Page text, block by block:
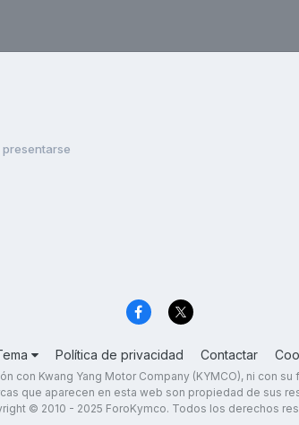
presentarse
Política de privacidad Contactar
con Kwang Yang Motor Company (KYMCO), ni con su
que aparecen en esta web son propiedad de sus
© 2010 - 2025 ForoKymco. Todos los derechos